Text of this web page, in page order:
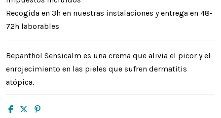
Recogida en 3h en nuestras instalaciones y entrega en 48-
72h laborables
Bepanthol Sensicalm es una crema que alivia el picor y el
enrojecimiento en las pieles que sufren dermatitis
atópica.